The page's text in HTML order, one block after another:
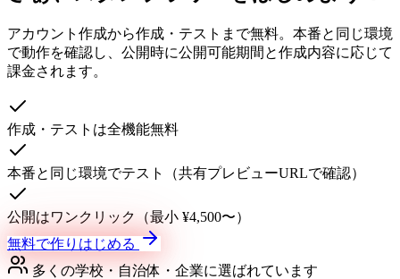
アカウント作成から作成・テストまで無料。本番と同じ環境
で動作を確認し、公開時に公開可能期間と作成内容に応じて
課金されます。
作成・テストは全機能無料
本番と同じ環境でテスト（共有プレビューURLで確認）
公開はワンクリック（最小 ¥4,500〜）
無料で作りはじめる
多くの学校・自治体・企業に選ばれています